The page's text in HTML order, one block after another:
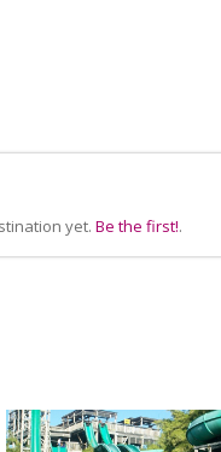
yet. Be the first!.